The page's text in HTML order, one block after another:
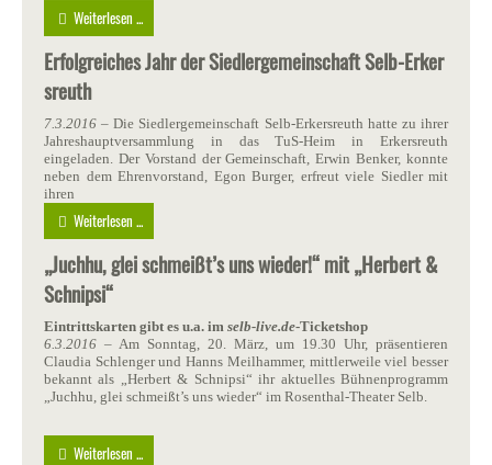
Weiterlesen ...
Erfolgreiches Jahr der Siedlergemeinschaft Selb-Erker
sreuth
7.3.2016 – Die Siedlergemeinschaft Selb-Erkersreuth hatte zu ihrer
Jahreshauptversammlung in das TuS-Heim in Erkersreuth
eingeladen. Der Vorstand der Gemeinschaft, Erwin Benker, konnte
neben dem Ehrenvorstand, Egon Burger, erfreut viele Siedler mit
ihren
Weiterlesen ...
„Juchhu, glei schmeißt’s uns wieder!“ mit „Herbert &
Schnipsi“
Eintrittskarten gibt es u.a. im selb-live.de-Ticketshop
6.3.2016 – Am Sonntag, 20. März, um 19.30 Uhr, präsentieren
Claudia Schlenger und Hanns Meilhammer, mittlerweile viel besser
bekannt als „Herbert & Schnipsi“ ihr aktuelles Bühnenprogramm
„Juchhu, glei schmeißt’s uns wieder“ im Rosenthal-Theater Selb.
Weiterlesen ...